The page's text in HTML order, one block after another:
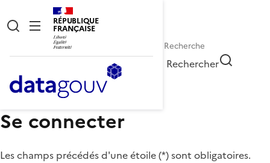
RÉPUBLIQUE
FRANÇAISE
Rechercher
Se connecter
Les champs précédés d'une étoile (*) sont obligatoires.